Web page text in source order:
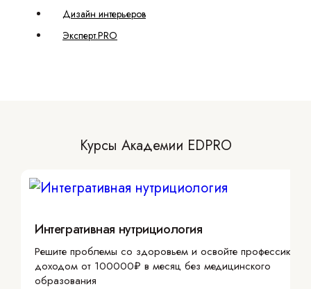
Дизайн интерьеров
Эксперт.PRO
Курсы Академии EDPRO
Интегративная нутрициология
Решите проблемы со здоровьем и освойте профессию с
доходом от 100000₽ в месяц без медицинского
образования